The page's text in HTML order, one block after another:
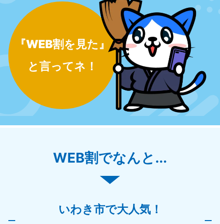
『WEB割を見た』
と言ってネ！
WEB割でなんと...
いわき市で大人気！